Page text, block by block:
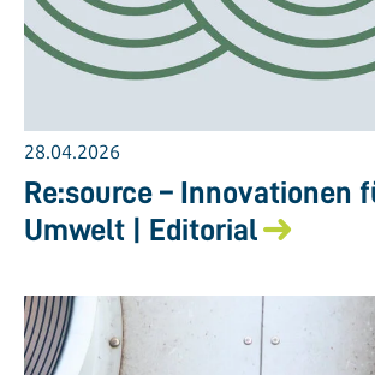
28.04.2026
Re:source – Innovationen
Umwelt | Editorial